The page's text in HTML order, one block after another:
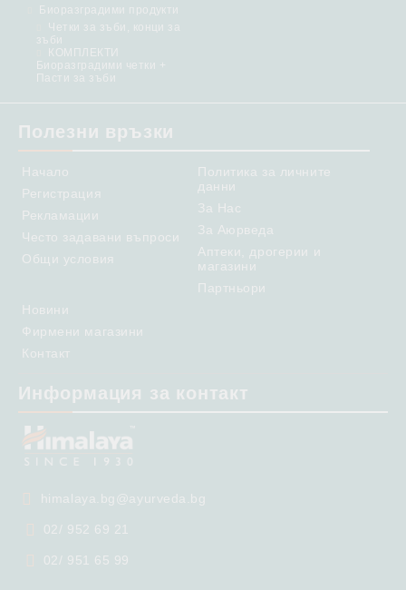
Биоразградими продукти
Четки за зъби, конци за
зъби
КОМПЛЕКТИ
Биоразградими четки +
Пасти за зъби
Полезни връзки
Начало
Регистрация
Рекламации
Често задавани въпроси
Общи условия
Политика за личните
данни
За Нас
За Аюрведа
Аптеки, дрогерии и
магазини
Партньори
Новини
Фирмени магазини
Контакт
Информация за контакт
himalaya.bg@ayurveda.bg
02/ 952 69 21
02/ 951 65 99